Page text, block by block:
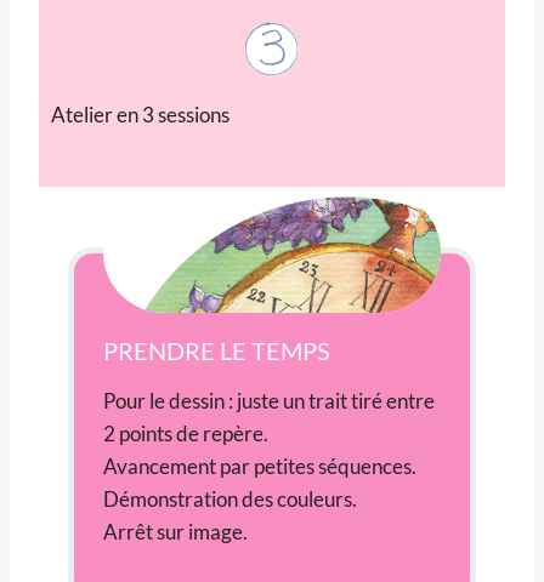
Atelier en 3 sessions
PRENDRE LE TEMPS
Pour le dessin : juste un trait tiré entre
2 points de repère.
Avancement par petites séquences.
Démonstration des couleurs.
Arrêt sur image.